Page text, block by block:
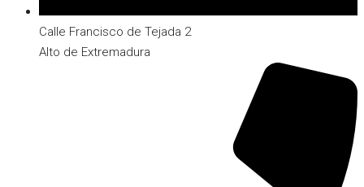
Calle Francisco de Tejada 2
Alto de Extremadura